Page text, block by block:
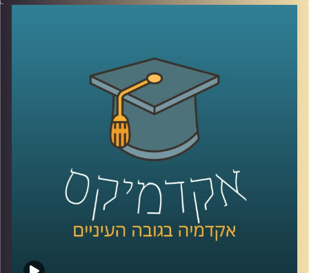
שני מחקרים של ד"ר טלי רגב מביה"ס טיומקין
לכלכלה, החוקרת כלכלת עבודה בהתמחות של
פערים באי שוויון בשווקים, מביאים מידע מאוד
האחד בנוגע להשפעה של שפה מגדרית על
תוצאות במבחנים
,והשני מדבר על שוק שאמור
להיות אנונימי ועדיין ניתן לראות כיצד ההשפעה
של איפיון למגדר פוגעת בנשים- השוק המקוון